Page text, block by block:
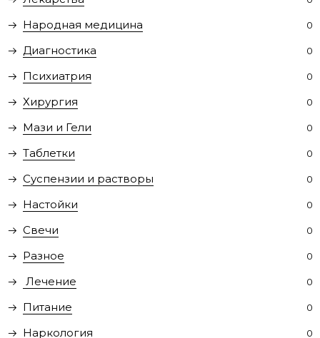
Народная медицина 0
Диагностика 0
Психиатрия 0
Хирургия 0
Мази и Гели 0
Таблетки 0
Суспензии и растворы 0
Настойки 0
Свечи 0
Разное 0
Лечение 0
Питание 0
Наркология 0